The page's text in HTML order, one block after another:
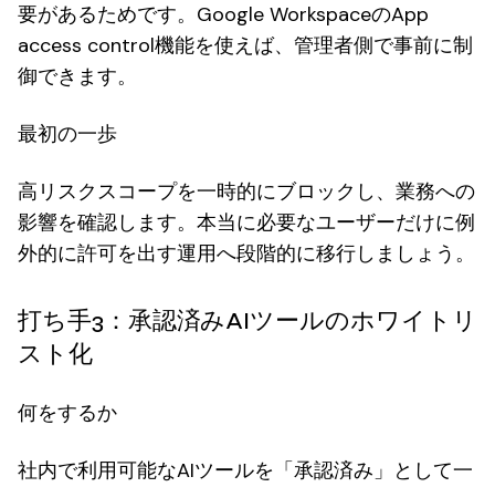
要があるためです。Google WorkspaceのApp
access control機能を使えば、管理者側で事前に制
御できます。
最初の一歩
高リスクスコープを一時的にブロックし、業務への
影響を確認します。本当に必要なユーザーだけに例
外的に許可を出す運用へ段階的に移行しましょう。
打ち手3：承認済みAIツールのホワイトリ
スト化
何をするか
社内で利用可能なAIツールを「承認済み」として一